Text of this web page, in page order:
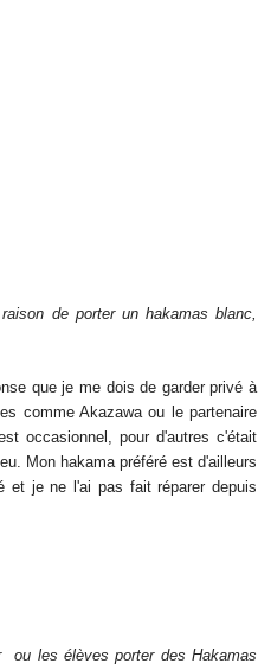
de porter un hakamas blanc,
que je me dois de garder privé à
comme Akazawa ou le partenaire
occasionnel, pour d'autres c'était
Mon hakama préféré est d'ailleurs
et je ne l'ai pas fait réparer depuis
ou les élèves porter des Hakamas